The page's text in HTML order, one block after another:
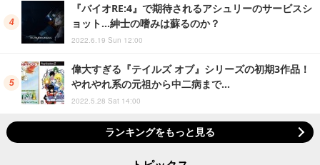
『バイオRE:4』で期待されるアシュリーのサービスシ
ョット…紳士の嗜みは蘇るのか？
2022.6.19 Sun 12:00
偉大すぎる『テイルズ オブ』シリーズの初期3作品！
やれやれ系の元祖から中二病まで…
2022.5.28 Sat 14:00
ランキングをもっと見る